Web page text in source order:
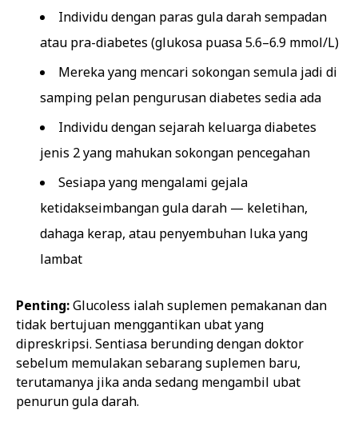
Individu dengan paras gula darah sempadan
atau pra-diabetes (glukosa puasa 5.6–6.9 mmol/L)
Mereka yang mencari sokongan semula jadi di
samping pelan pengurusan diabetes sedia ada
Individu dengan sejarah keluarga diabetes
jenis 2 yang mahukan sokongan pencegahan
Sesiapa yang mengalami gejala
ketidakseimbangan gula darah — keletihan,
dahaga kerap, atau penyembuhan luka yang
lambat
Penting:Glucoless ialah suplemen pemakanan dan
tidak bertujuan menggantikan ubat yang
dipreskripsi. Sentiasa berunding dengan doktor
sebelum memulakan sebarang suplemen baru,
terutamanya jika anda sedang mengambil ubat
penurun gula darah.